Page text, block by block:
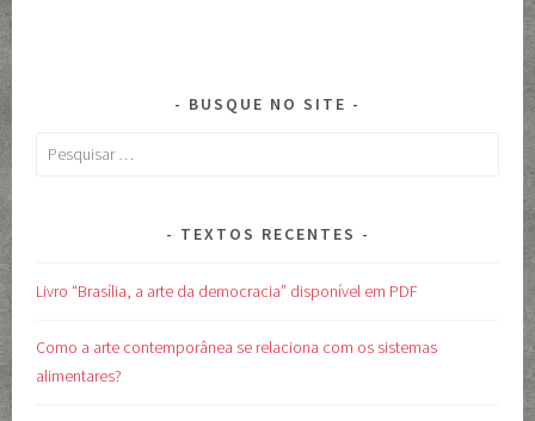
BUSQUE NO SITE
Pesquisar
TEXTOS RECENTES
Livro “Brasília, a arte da democracia” disponível em PDF
Como a arte contemporânea se relaciona com os sistemas
alimentares?